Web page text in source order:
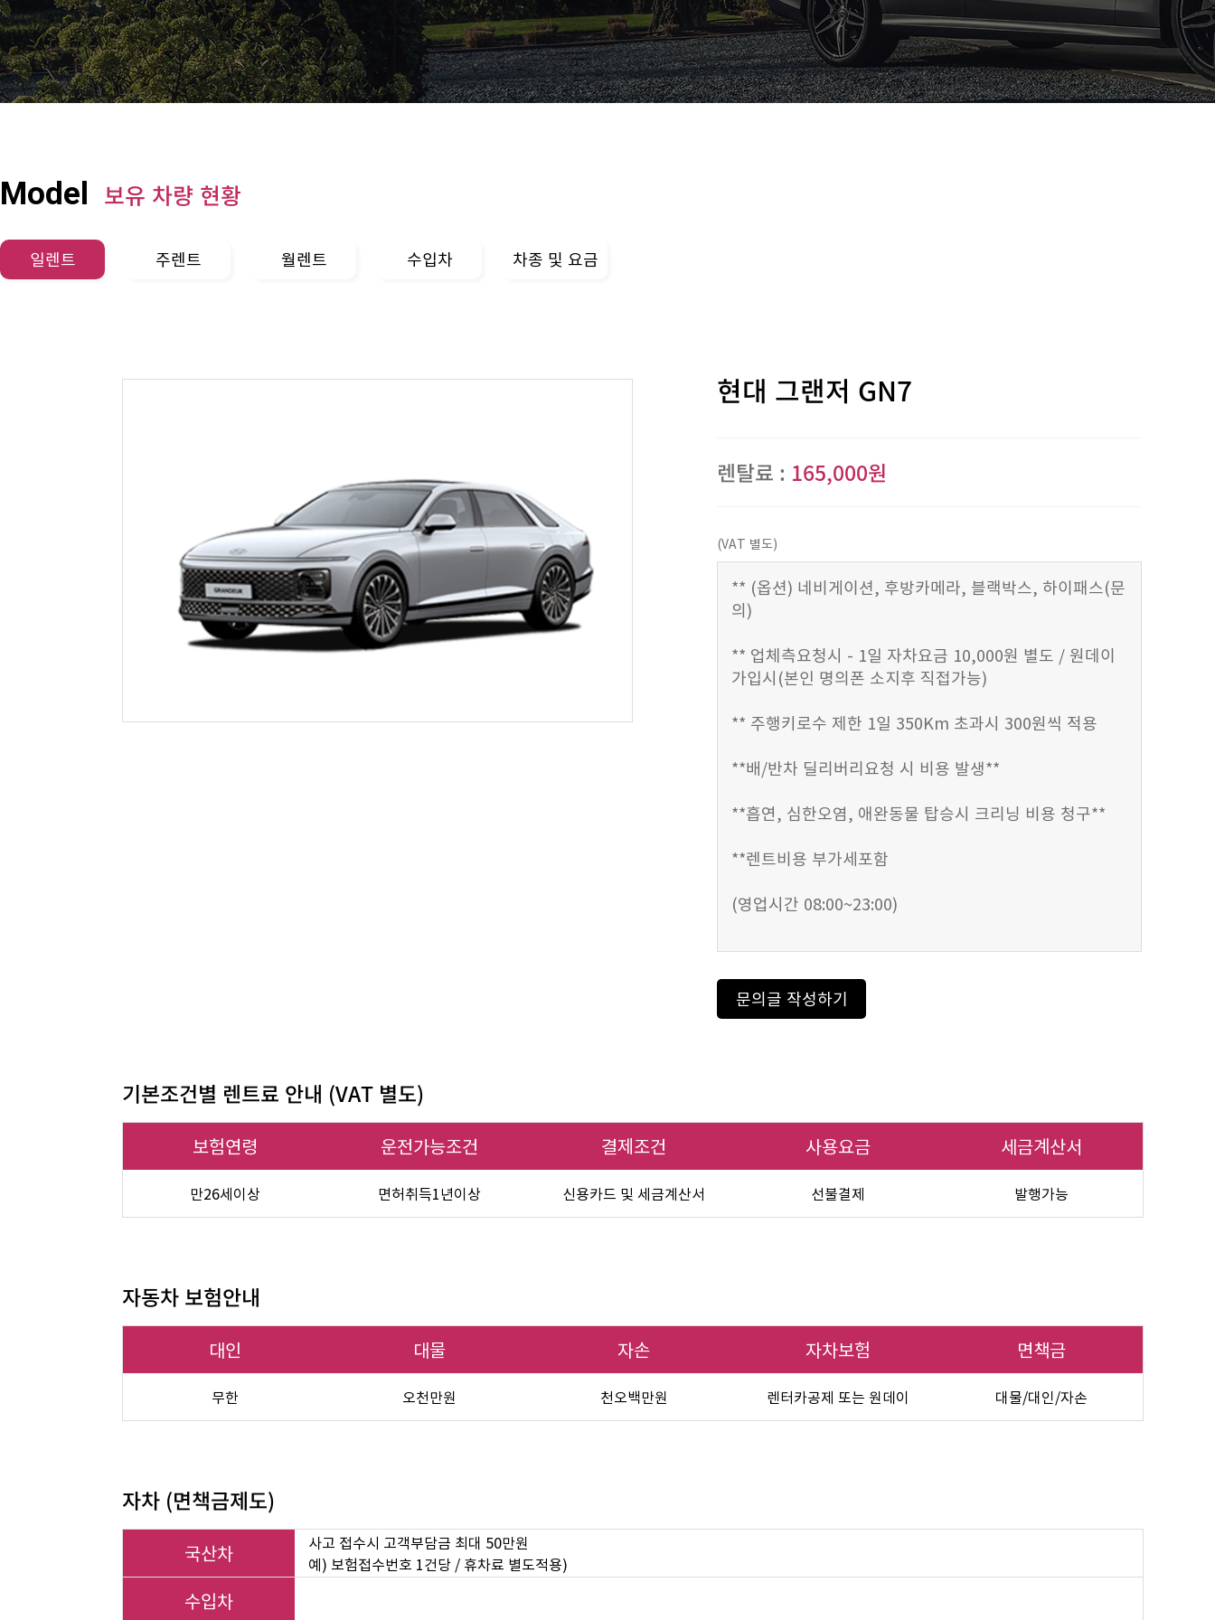
Model 보유 차량 현황
일렌트 주렌트 월렌트 수입차 차종 및 요금
현대 그랜저 GN7
렌탈료 : 165,000원
(VAT 별도)
** (옵션) 네비게이션, 후방카메라, 블랙박스, 하이패스(문
의)
** 업체측요청시 - 1일 자차요금 10,000원 별도 / 원데이
가입시(본인 명의폰 소지후 직접가능)
** 주행키로수 제한 1일 350Km 초과시 300원씩 적용
**배/반차 딜리버리요청 시 비용 발생**
**흡연, 심한오염, 애완동물 탑승시 크리닝 비용 청구**
**렌트비용 부가세포함
(영업시간 08:00~23:00)
문의글 작성하기
기본조건별 렌트료 안내 (VAT 별도)
보험연령 운전가능조건 결제조건 사용요금 세금계산서
만26세이상 면허취득1년이상 신용카드 및 세금계산서 선불결제 발행가능
자동차 보험안내
대인 대물 자손 자차보험 면책금
무한 오천만원 천오백만원 렌터카공제 또는 원데이 대물/대인/자손
자차 (면책금제도)
국산차
사고 접수시 고객부담금 최대 50만원
예) 보험접수번호 1건당 / 휴차료 별도적용)
수입차